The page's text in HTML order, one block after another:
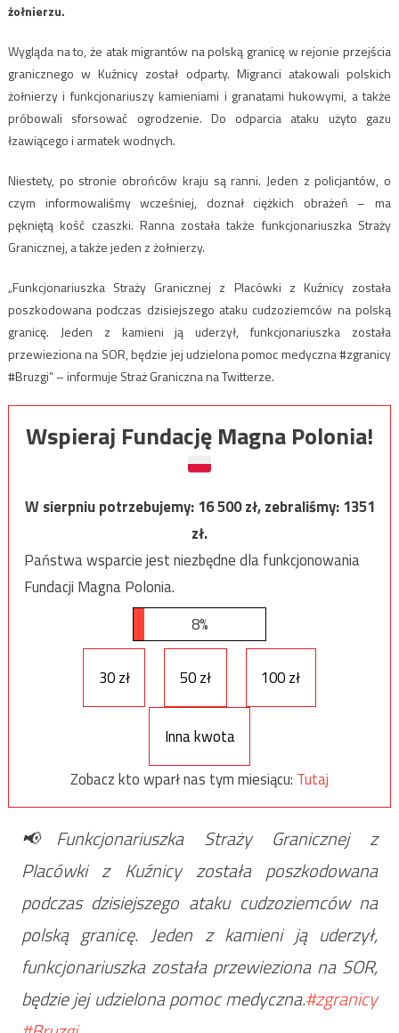
żołnierzu.
Wygląda na to, że atak migrantów na polską granicę w rejonie przejścia
granicznego w Kuźnicy został odparty. Migranci atakowali polskich
żołnierzy i funkcjonariuszy kamieniami i granatami hukowymi, a także
próbowali sforsować ogrodzenie. Do odparcia ataku użyto gazu
łzawiącego i armatek wodnych.
Niestety, po stronie obrońców kraju są ranni. Jeden z policjantów, o
czym informowaliśmy wcześniej, doznał ciężkich obrażeń – ma
pękniętą kość czaszki. Ranna została także funkcjonariuszka Straży
Granicznej, a także jeden z żołnierzy.
„Funkcjonariuszka Straży Granicznej z Placówki z Kuźnicy została
poszkodowana podczas dzisiejszego ataku cudzoziemców na polską
granicę. Jeden z kamieni ją uderzył, funkcjonariuszka została
przewieziona na SOR, będzie jej udzielona pomoc medyczna #zgranicy
#Bruzgi” – informuje Straż Graniczna na Twitterze.
Wspieraj Fundację Magna Polonia!
W sierpniu potrzebujemy:16 500zł, zebraliśmy:1351
zł.
Państwa wsparcie jest niezbędne dla funkcjonowania
Fundacji Magna Polonia.
8%
30 zł 50 zł 100 zł
Inna kwota
Zobacz kto wparł nas tym miesiącu: Tutaj
📢Funkcjonariuszka Straży Granicznej z
Placówki z Kuźnicy została poszkodowana
podczas dzisiejszego ataku cudzoziemców na
polską granicę. Jeden z kamieni ją uderzył,
funkcjonariuszka została przewieziona na SOR,
będzie jej udzielona pomoc medyczna.#zgranicy